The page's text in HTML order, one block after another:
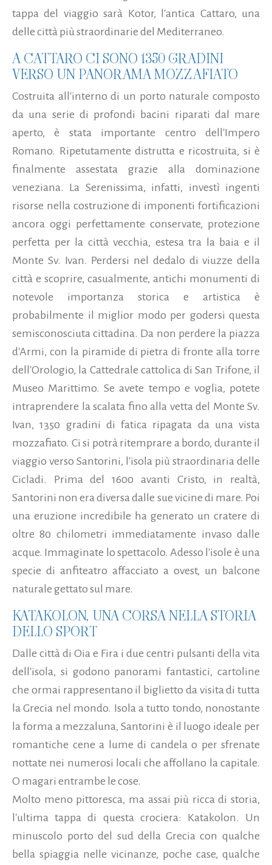
tappa del viaggio sarà Kotor, l'antica Cattaro, una
delle città più straordinarie del Mediterraneo.
A CATTARO CI SONO 1350 GRADINI
VERSO UN PANORAMA MOZZAFIATO
Costruita all'interno di un porto naturale composto
da una serie di profondi bacini riparati dal mare
aperto, è stata importante centro dell'Impero
Romano. Ripetutamente distrutta e ricostruita, si è
finalmente assestata grazie alla dominazione
veneziana. La Serenissima, infatti, investì ingenti
risorse nella costruzione di imponenti fortificazioni
ancora oggi perfettamente conservate, protezione
perfetta per la città vecchia, estesa tra la baia e il
Monte Sv. Ivan. Perdersi nel dedalo di viuzze della
città e scoprire, casualmente, antichi monumenti di
notevole importanza storica e artistica è
probabilmente il miglior modo per godersi questa
semisconosciuta cittadina. Da non perdere la piazza
d'Armi, con la piramide di pietra di fronte alla torre
dell'Orologio, la Cattedrale cattolica di San Trifone, il
Museo Marittimo. Se avete tempo e voglia, potete
intraprendere la scalata fino alla vetta del Monte Sv.
Ivan, 1350 gradini di fatica ripagata da una vista
mozzafiato. Ci si potrà ritemprare a bordo, durante il
viaggio verso Santorini, l'isola più straordinaria delle
Cicladi. Prima del 1600 avanti Cristo, in realtà,
Santorini non era diversa dalle sue vicine di mare. Poi
una eruzione incredibile ha generato un cratere di
oltre 80 chilometri immediatamente invaso dalle
acque. Immaginate lo spettacolo. Adesso l'isole è una
specie di anfiteatro affacciato a ovest, un balcone
naturale gettato sul mare.
KATAKOLON, UNA CORSA NELLA STORIA
DELLO SPORT
Dalle città di Oia e Fira i due centri pulsanti della vita
dell'isola, si godono panorami fantastici, cartoline
che ormai rappresentano il biglietto da visita di tutta
la Grecia nel mondo. Isola a tutto tondo, nonostante
la forma a mezzaluna, Santorini è il luogo ideale per
romantiche cene a lume di candela o per sfrenate
nottate nei numerosi locali che affollano la capitale.
O magari entrambe le cose.
Molto meno pittoresca, ma assai più ricca di storia,
l'ultima tappa di questa crociera: Katakolon. Un
minuscolo porto del sud della Grecia con qualche
bella spiaggia nelle vicinanze, poche case, qualche